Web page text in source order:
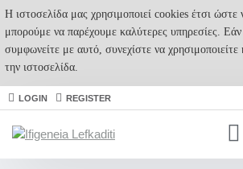
Η ιστοσελίδα μας χρησιμοποιεί cookies έτσι ώστε
μπορούμε να παρέχουμε καλύτερες υπηρεσίες. Εάν
συμφωνείτε με αυτό, συνεχίστε να χρησιμοποιείτε
την ιστοσελίδα.
LOGIN REGISTER